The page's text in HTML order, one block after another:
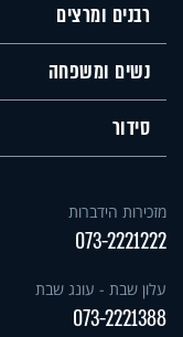
רבנים ומרצים
נשים ומשפחה
סידור
מזכירות הידברות
073-2221222
עלון שבת - עונג שבת
073-2221388